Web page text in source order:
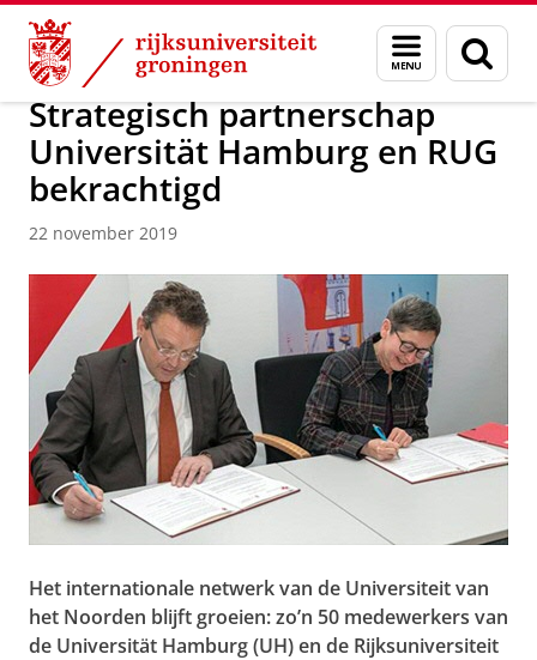
Skip
Content
Skip
Navigation
Menu
en
zoeken
Over ons Actueel Nieuws
Strategisch partnerschap
Universität Hamburg en RUG
bekrachtigd
22 november 2019
Het internationale netwerk van de Universiteit van
het Noorden blijft groeien: zo’n 50 medewerkers van
de Universität Hamburg (UH) en de Rijksuniversiteit